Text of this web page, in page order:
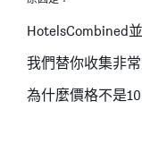
HotelsCombined
我們替你收集非
為什麼價格不是